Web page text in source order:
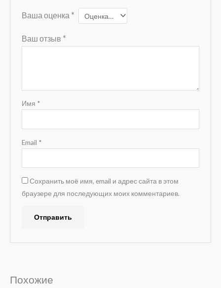
Ваша оценка *
Ваш отзыв *
Имя *
Email *
Сохранить моё имя, email и адрес сайта в этом
браузере для последующих моих комментариев.
Похожие